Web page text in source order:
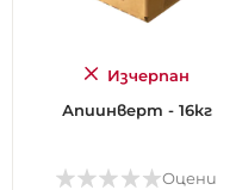
Изчерпан
Апиинверт - 16кг
Оцени